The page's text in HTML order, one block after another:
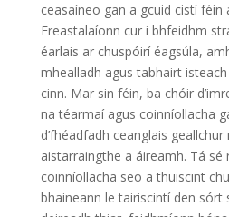
ceasaíneo gan a gcuid cistí féin
Freastalaíonn cur i bhfeidhm
éarlais ar chuspóirí éagsúla,
mhealladh agus tabhairt
cinn. Mar sin féin, ba chóir
na téarmaí agus coinníollacha
d’fhéadfadh ceanglais
aistarraingthe a áireamh. Tá sé
coinníollacha seo a thuiscint
bhaineann le tairiscintí den sórt